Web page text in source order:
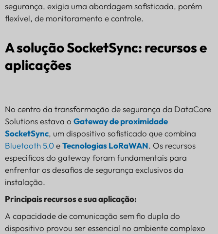
segurança, exigia uma abordagem sofisticada, porém
flexível, de monitoramento e controle.
A solução SocketSync: recursos e
aplicações
No centro da transformação de segurança da DataCore
Solutions estava o Gateway de proximidade
SocketSync, um dispositivo sofisticado que combina
Bluetooth 5.0eTecnologias LoRaWAN. Os recursos
específicos do gateway foram fundamentais para
enfrentar os desafios de segurança exclusivos da
instalação.
Principais recursos e sua aplicação:
A capacidade de comunicação sem fio dupla do
dispositivo provou ser essencial no ambiente complexo